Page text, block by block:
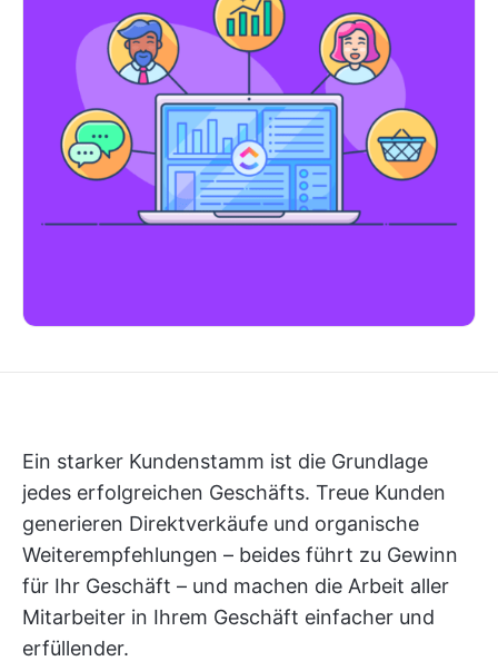
Ein starker Kundenstamm ist die Grundlage
jedes erfolgreichen Geschäfts. Treue Kunden
generieren Direktverkäufe und organische
Weiterempfehlungen – beides führt zu Gewinn
für Ihr Geschäft – und machen die Arbeit aller
Mitarbeiter in Ihrem Geschäft einfacher und
erfüllender.